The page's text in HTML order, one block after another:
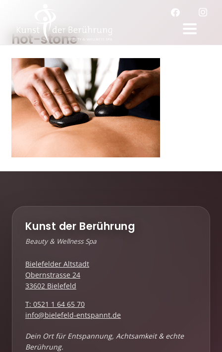
hot-stone
Kunst der Berührung
Beauty & Wellness Spa
Bielefelder Altstadt
Obernstrasse 24
33602 Bielefeld
T: 0521 1 64 65 70
info@bielefeld-entspannt.de
Dein Ort für Entspannung, Achtsamkeit & echte
Berührung.